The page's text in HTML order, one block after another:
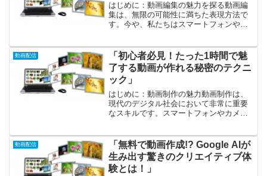
はじめに：動画編集の魅力を探る動画編
集は、無限の可能性に満ちた表現方法で
す。今や、私たちはスマートフォンやカ
生み出すことができます。プロの技術を
学ぶことも大切ですが、ま...
動画配信
「初心者必見！たった1時間で魅
了する動画が作れる秘密のテクニ
ック」
はじめに：動画制作の魅力動画制作は、
現代のデジタル社会において非常に重要
なスキルです。スマートフォンやカメラ
かし、多くの初心者が「どうやって始め
ればいいの？」という壁に...
動画配信
「無料で動画作成!? Google AIが
生み出す驚きのクリエイティブ体
験とは！」